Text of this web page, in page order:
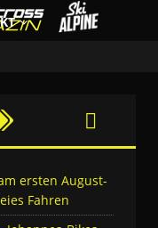
ersten August-
Fahren